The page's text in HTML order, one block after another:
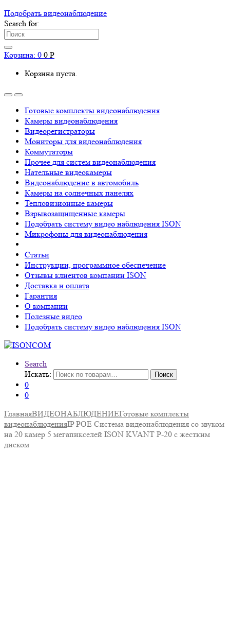
Подобрать видеонаблюдениe
Search for:
Корзина: 0 0 Р
Корзина пуста.
Готовые комплекты видеонаблюдения
Камеры видеонаблюдения
Видеорегистраторы
Мониторы для видеонаблюдения
Коммутаторы
Прочее для систем видеонаблюдения
Нательные видеокамеры
Видеонаблюдение в автомобиль
Камеры на солнечных панелях
Тепловизионные камеры
Взрывозащищенные камеры
Подобрать систему видео наблюдения ISON
Микрофоны для видеонаблюдения
Статьи
Инструкции, программное обеспечение
Отзывы клиентов компании ISON
Доставка и оплата
Гарантия
О компании
Полезные видео
Подобрать систему видео наблюдения ISON
Search
Искать:
Поиск
0
0
ГлавнаяВИДЕОНАБЛЮДЕНИЕГотовые комплекты
видеонаблюденияIP POE Система видеонаблюдения со звуком
на 20 камер 5 мегапикселей ISON KVANT P-20 с жестким
диском